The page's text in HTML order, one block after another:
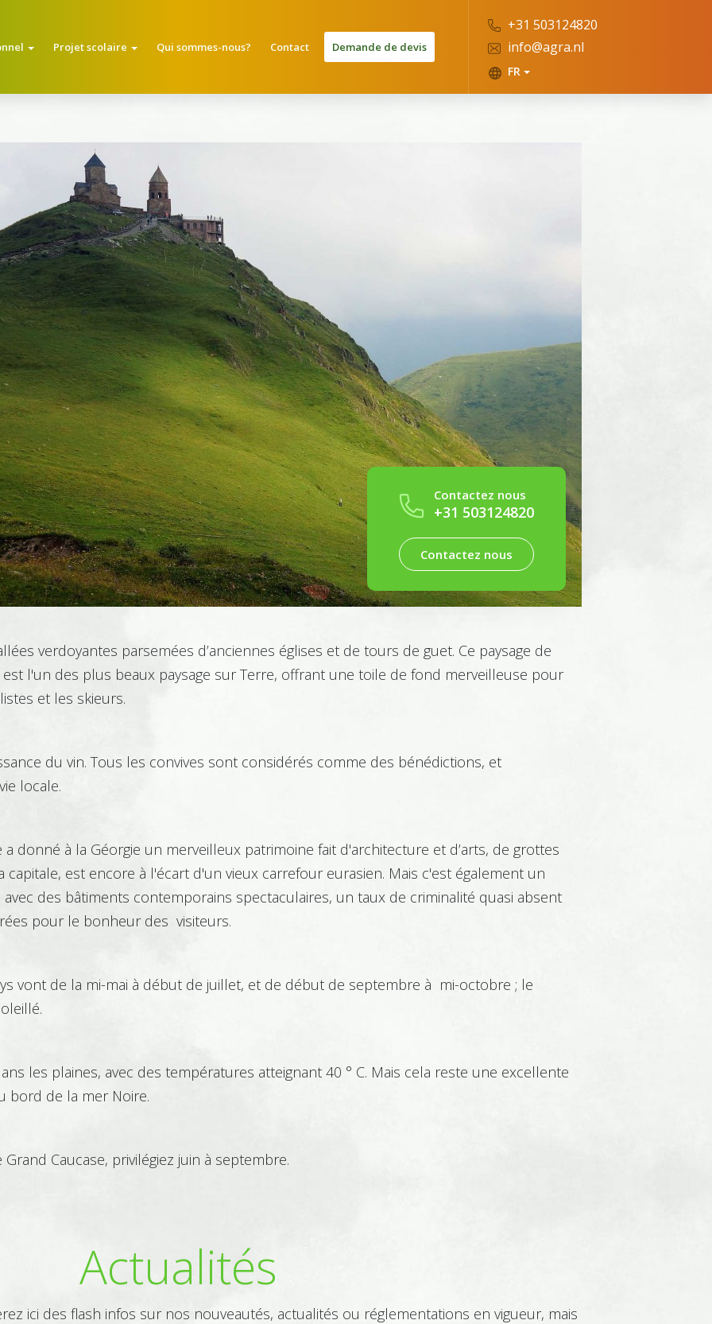
Projet scolaire Qui sommes-nous? Contact Demande de devis
+31 503124820
info@agra.nl
FR
Contactez nous
+31 503124820
Contactez nous
verdoyantes parsemées d’anciennes églises et de tours de guet. Ce paysage de
l'un des plus beaux paysage sur Terre, offrant une toile de fond merveilleuse pour
et les skieurs.
du vin. Tous les convives sont considérés comme des bénédictions, et
locale.
donné à la Géorgie un merveilleux patrimoine fait d'architecture et d’arts, de grottes
capitale, est encore à l'écart d'un vieux carrefour eurasien. Mais c'est également un
avec des bâtiments contemporains spectaculaires, un taux de criminalité quasi absent
pour le bonheur des visiteurs.
vont de la mi-mai à début de juillet, et de début de septembre à mi-octobre ; le
les plaines, avec des températures atteignant 40 ° C. Mais cela reste une excellente
bord de la mer Noire.
Caucase, privilégiez juin à septembre.
Actualités
ici des flash infos sur nos nouveautés, actualités ou réglementations en vigueur, mais